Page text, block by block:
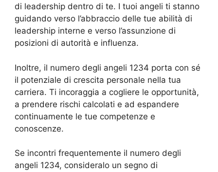
di leadership dentro di te. I tuoi angeli ti stanno
guidando verso l’abbraccio delle tue abilità di
leadership interne e verso l’assunzione di
posizioni di autorità e influenza.
Inoltre, il numero degli angeli 1234 porta con sé
il potenziale di crescita personale nella tua
carriera. Ti incoraggia a cogliere le opportunità,
a prendere rischi calcolati e ad espandere
continuamente le tue competenze e
conoscenze.
Se incontri frequentemente il numero degli
angeli 1234, consideralo un segno di